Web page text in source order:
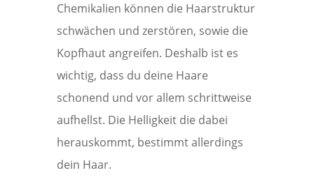
Chemikalien können die Haarstruktur
schwächen und zerstören, sowie die
Kopfhaut angreifen. Deshalb ist es
wichtig, dass du deine Haare
schonend und vor allem schrittweise
aufhellst. Die Helligkeit die dabei
herauskommt, bestimmt allerdings
dein Haar.